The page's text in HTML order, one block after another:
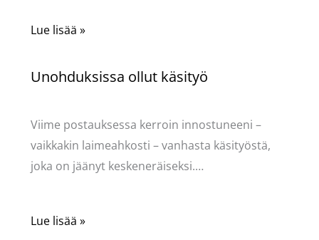
Lue lisää »
Unohduksissa ollut käsityö
Viime postauksessa kerroin innostuneeni –
vaikkakin laimeahkosti – vanhasta käsityöstä,
joka on jäänyt keskeneräiseksi.…
Lue lisää »